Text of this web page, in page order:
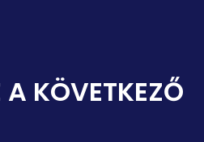
KÖVETKEZŐ